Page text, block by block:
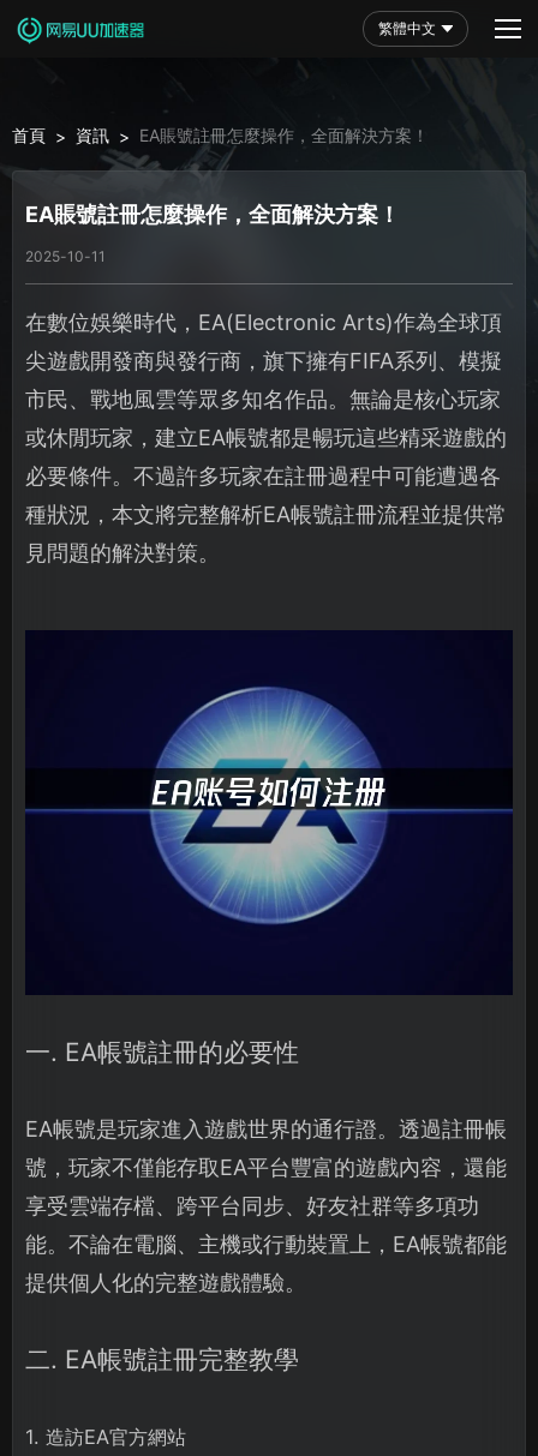
繁體中文
首頁 > 資訊 > EA賬號註冊怎麼操作，全面解決方案！
EA賬號註冊怎麼操作，全面解決方案！
2025-10-11
在數位娛樂時代，EA(Electronic Arts)作為全球頂
尖遊戲開發商與發行商，旗下擁有FIFA系列、模擬
市民、戰地風雲等眾多知名作品。無論是核心玩家
或休閒玩家，建立EA帳號都是暢玩這些精采遊戲的
必要條件。不過許多玩家在註冊過程中可能遭遇各
種狀況，本文將完整解析EA帳號註冊流程並提供常
見問題的解決對策。
一. EA帳號註冊的必要性
EA帳號是玩家進入遊戲世界的通行證。透過註冊帳
號，玩家不僅能存取EA平台豐富的遊戲內容，還能
享受雲端存檔、跨平台同步、好友社群等多項功
能。不論在電腦、主機或行動裝置上，EA帳號都能
提供個人化的完整遊戲體驗。
二. EA帳號註冊完整教學
1. 造訪EA官方網站